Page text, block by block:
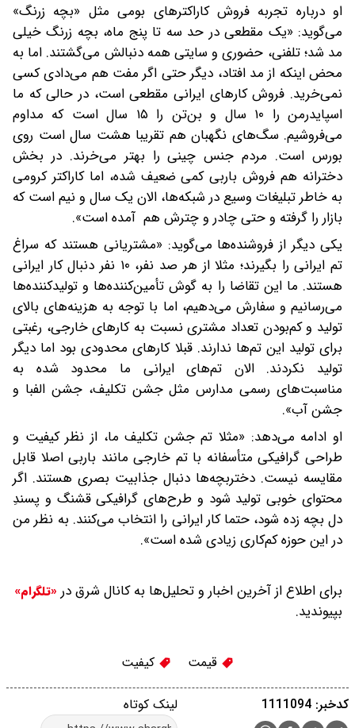
او درباره تجربه فروش کاراکترهای بومی مثل «بچه زرنگ»
می‌گوید: «یک مقطعی در حد سه تا پنج ماه، بچه زرنگ خیلی
مد شد؛ تلفنی، حضوری و سایتی همه دنبالش می‌گشتند. اما به
محض اینکه از مد افتاد، دیگر حتی اگر مفت هم می‌دادی کسی
نمی‌خرید. فروش کارهای ایرانی مقطعی است، در حالی که ما
اسپایدرمن را ۱۰ سال و بن‌تن را ۱۵ سال است که مداوم
می‌فروشیم. سگ‌های نگهبان هم تقریبا هشت سال است‌ روی
بورس است. مردم جنس چینی را بهتر می‌خرند. در بخش
دخترانه هم فروش باربی کمی ضعیف شده، اما کاراکتر کرومی
به خاطر تبلیغات وسیع در شبکه‌ها، الان یک سال و نیم است که
بازار را گرفته و حتی چادر و چترش هم آمده است».
یکی دیگر از فروشنده‌ها می‌گوید: «مشتریانی هستند که سراغ
تم ایرانی را بگیرند؛ مثلا از هر صد نفر، ۱۰ نفر دنبال کار ایرانی
هستند. ما این تقاضا را به گوش تأمین‌کننده‌ها و تولیدکننده‌ها
می‌رسانیم و سفارش می‌دهیم، اما با توجه به هزینه‌های بالای
تولید و کم‌بودن تعداد مشتری نسبت به کارهای خارجی، رغبتی
برای تولید این تم‌ها ندارند. قبلا کارهای محدودی بود اما دیگر
تولید نکردند. الان تم‌های ایرانی ما محدود شده به
مناسبت‌های رسمی مدارس مثل جشن تکلیف، جشن الفبا و
جشن آب».
او ادامه می‌دهد: «مثلا تم جشن تکلیف ما، از نظر کیفیت و
طراحی گرافیکی متأسفانه با تم خارجی مانند باربی اصلا قابل
مقایسه نیست. دختربچه‌ها دنبال جذابیت بصری هستند. اگر
محتوای خوبی تولید شود و طرح‌های گرافیکی قشنگ و پسندِ
دل بچه زده شود، حتما کار ایرانی را انتخاب می‌کنند. به نظر من
در این حوزه کم‌کاری زیادی شده است».
برای اطلاع از آخرین اخبار و تحلیل‌ها به کانال شرق در «تلگرام»
بپیوندید.
قیمت کیفیت
لینک کوتاه کدخبر: 1111094